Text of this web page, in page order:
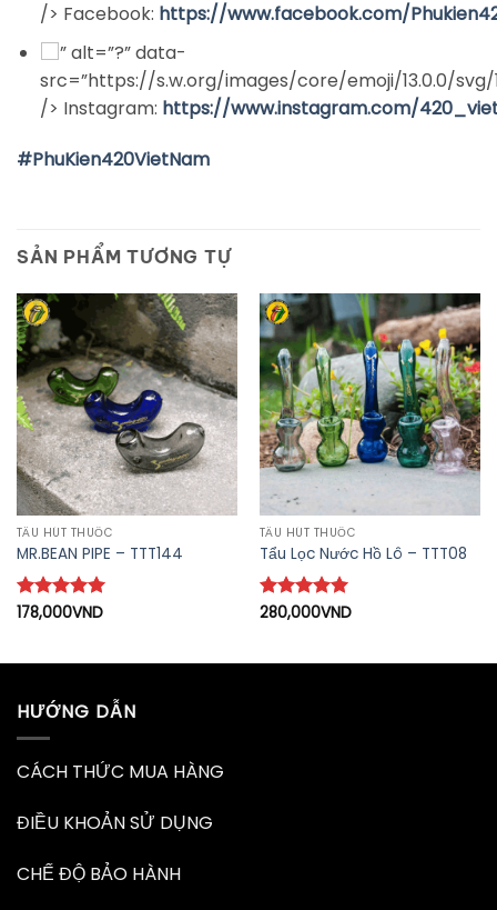
/> Facebook: https://www.facebook.com/
” alt=”?” data-
src=”https://s.w.org/images/core/emoji/13.0.0/svg/
/> Instagram: https://www.instagram.com/
#PhuKien420VietNam
SẢN PHẨM TƯƠNG TỰ
TẨU HÚT THUỐC
MR.BEAN PIPE – TTT144
Được xếp
178,000VND
TẨU HÚT THUỐC
Tẩu Lọc Nước Hồ Lô – TTT08
Được xếp
280,000VND
HƯỚNG DẪN
CÁCH THỨC MUA HÀNG
ĐIỀU KHOẢN SỬ DỤNG
CHẾ ĐỘ BẢO HÀNH